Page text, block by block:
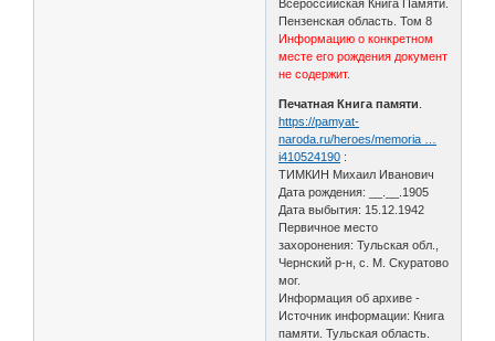
Всероссийская Книга Памяти.
Пензенская область. Том 8
Информацию о конкретном
месте его рождения документ
не содержит.
Печатная Книга памяти
https://pamyat-
naroda.ru/heroes/memoria …
i410524190 :
ТИМКИН Михаил Иванович
Дата рождения: __.__.1905
Дата выбытия: 15.12.1942
Первичное место
захоронения: Тульская обл.,
Чернский р-н, с. М. Скуратово
мог.
Информация об архиве -
Источник информации: Книга
памяти. Тульская область.